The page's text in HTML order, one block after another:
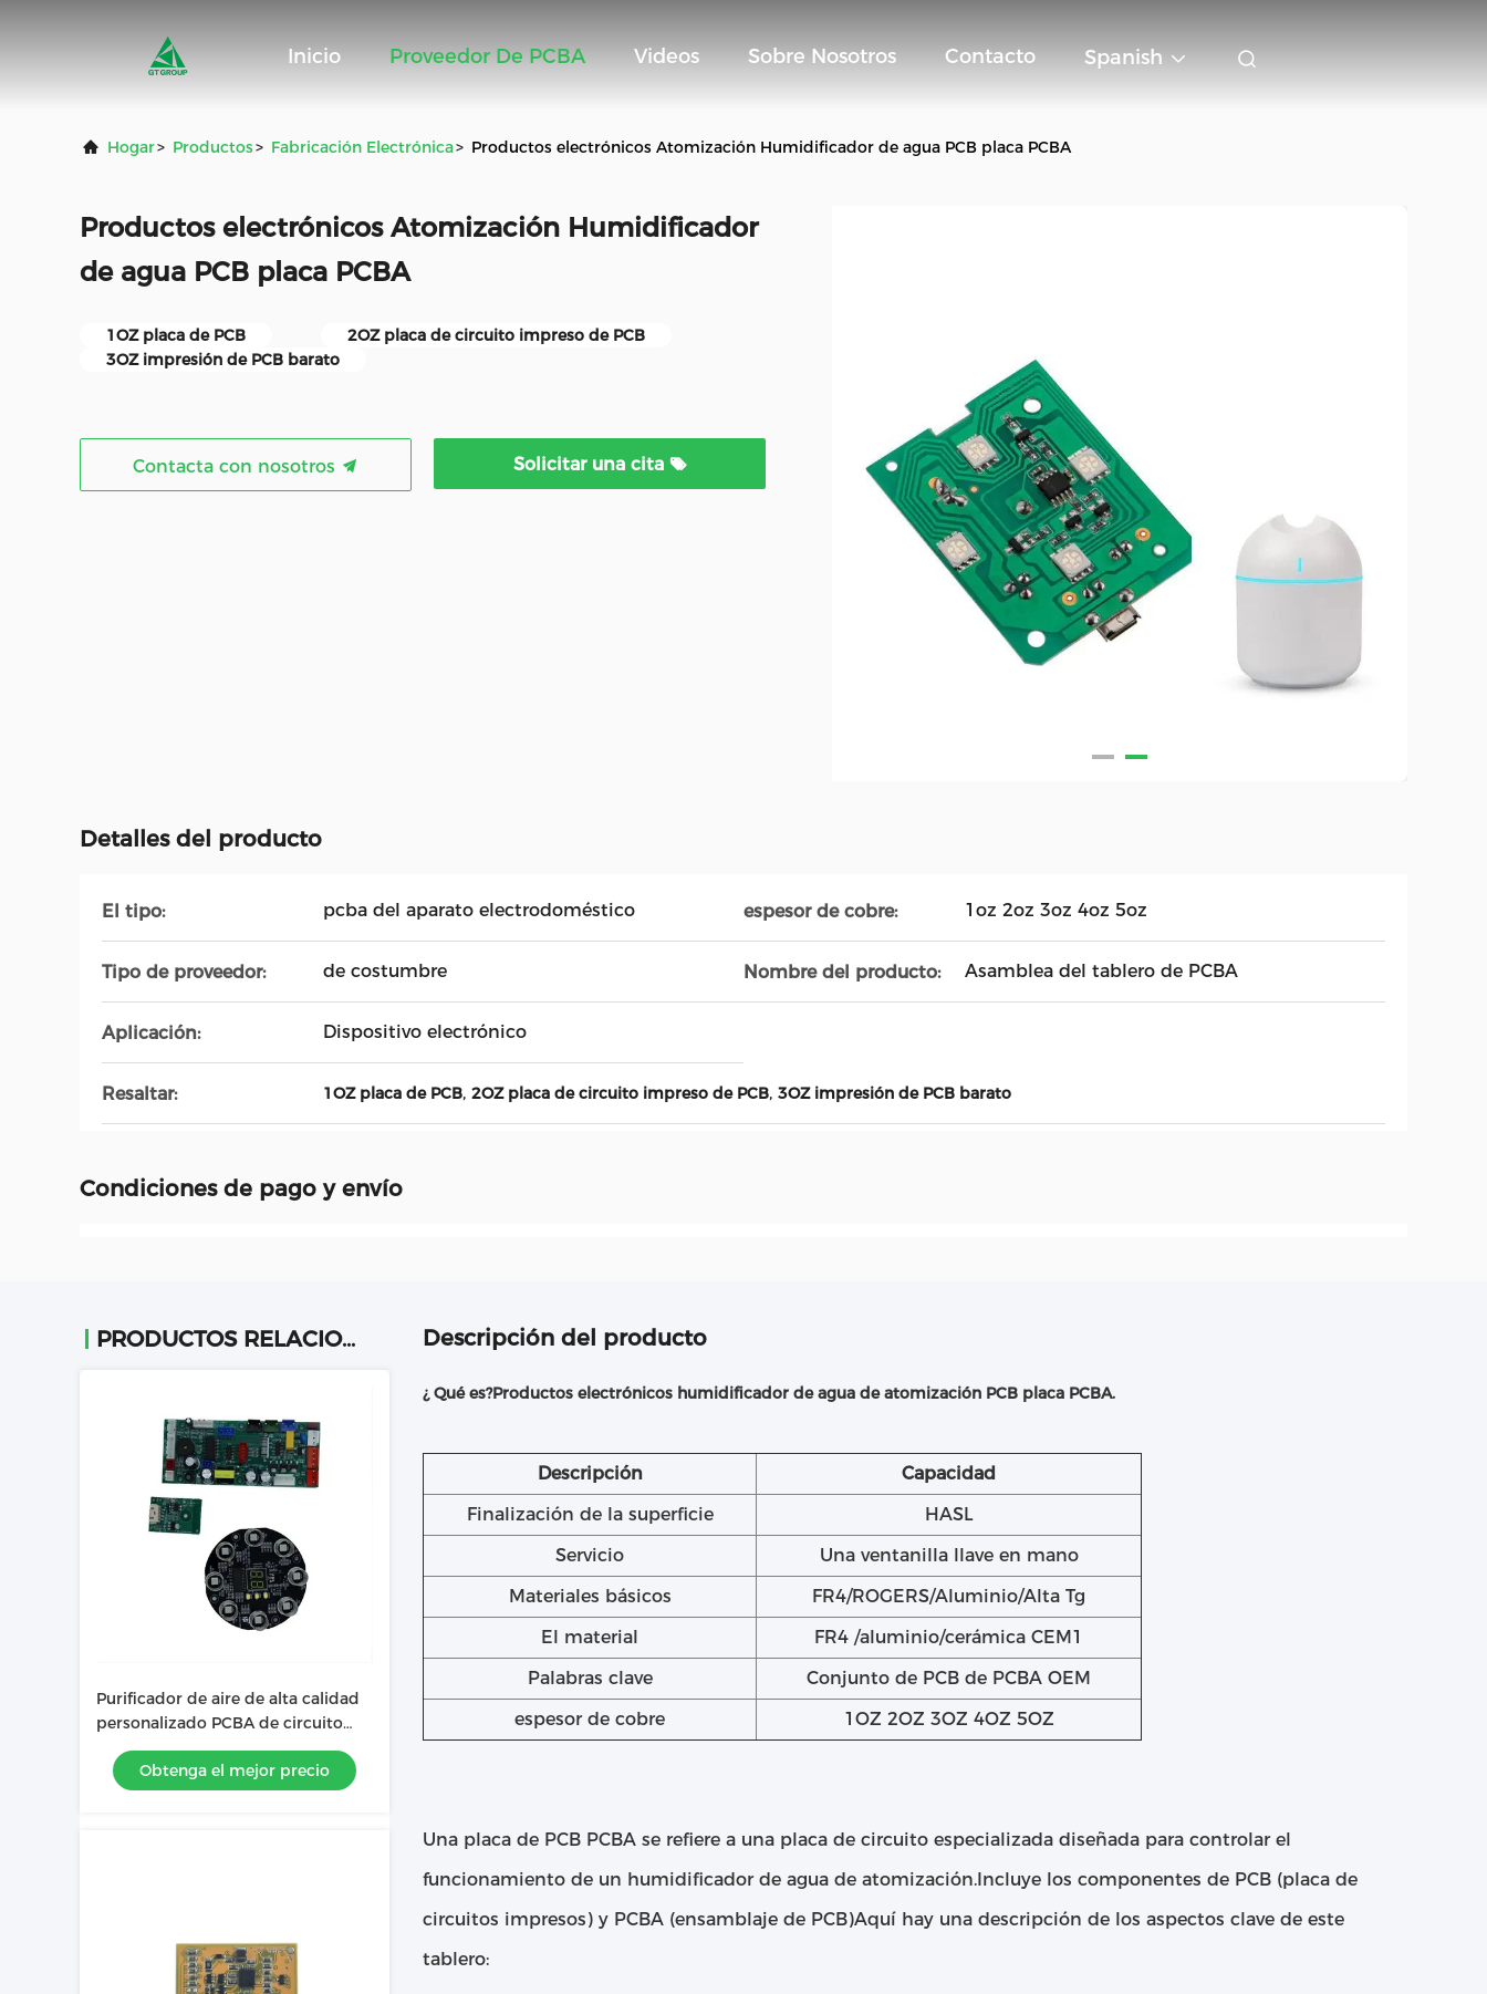
Inicio Proveedor De PCBA Videos Sobre Nosotros Contacto Spanish
Hogar> Productos> Fabricación Electrónica> Productos electrónicos Atomización Humidificador de agua PCB placa PCBA
Productos electrónicos Atomización Humidificador
de agua PCB placa PCBA
1OZ placa de PCB
2OZ placa de circuito impreso de PCB
3OZ impresión de PCB barato
Contacta con nosotros Solicitar una cita
Detalles del producto
El tipo: pcba del aparato electrodoméstico espesor de cobre: 1oz 2oz 3oz 4oz 5oz
Tipo de proveedor: de costumbre Nombre del producto: Asamblea del tablero de PCBA
Aplicación: Dispositivo electrónico
Resaltar: 1OZ placa de PCB, 2OZ placa de circuito impreso de PCB, 3OZ impresión de PCB barato
Condiciones de pago y envío
PRODUCTOS RELACIONADOS
Purificador de aire de alta calidad
personalizado PCBA de circuito
impreso
Obtenga el mejor precio
Descripción del producto
¿ Qué es?Productos electrónicos humidificador de agua de atomización PCB placa PCBA.
Descripción
Capacidad
Finalización de la superficie
HASL
Servicio
Una ventanilla llave en mano
Materiales básicos
FR4/ROGERS/Aluminio/Alta Tg
El material
FR4 /aluminio/cerámica CEM1
Palabras clave
Conjunto de PCB de PCBA OEM
espesor de cobre
1OZ 2OZ 3OZ 4OZ 5OZ
Una placa de PCB PCBA se refiere a una placa de circuito especializada diseñada para controlar el
funcionamiento de un humidificador de agua de atomización.Incluye los componentes de PCB (placa de
circuitos impresos) y PCBA (ensamblaje de PCB)Aquí hay una descripción de los aspectos clave de este
tablero: